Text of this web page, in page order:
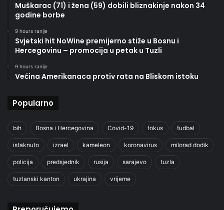
Muškarac (71) i žena (59) dobili bliznakinje nakon 34
godine borbe
9 hours ranije
Svjetski hit NoWine premijerno stiže u Bosnu i
Hercegovinu – promocija u petak u Tuzli
9 hours ranije
Većina Amerikanaca protiv rata na Bliskom istoku
Popularno
bih Bosna i Hercegovina Covid-19 fokus fudbal
istaknuto izrael kameleon koronavirus milorad dodik
policija predsjednik rusija sarajevo tuzla
tuzlanski kanton ukrajina vrijeme